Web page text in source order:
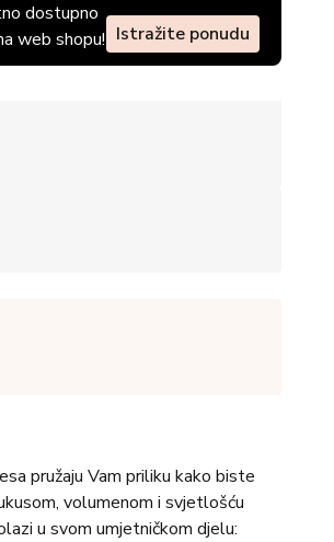
dostupno
web shopu! Istražite ponudu
pružaju Vam priliku kako biste
volumenom i svjetlošću
u svom umjetničkom djelu: